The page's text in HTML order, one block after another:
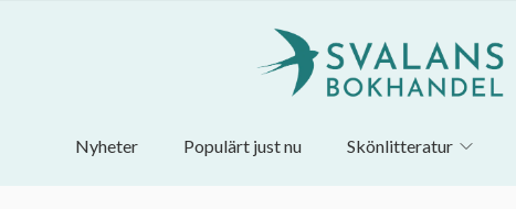
Nyheter Populärt just nu Skönlitteratur